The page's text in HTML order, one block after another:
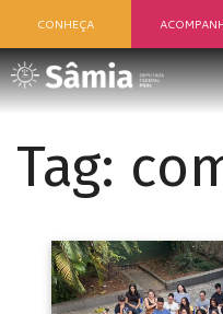
CONHEÇA
Tag: